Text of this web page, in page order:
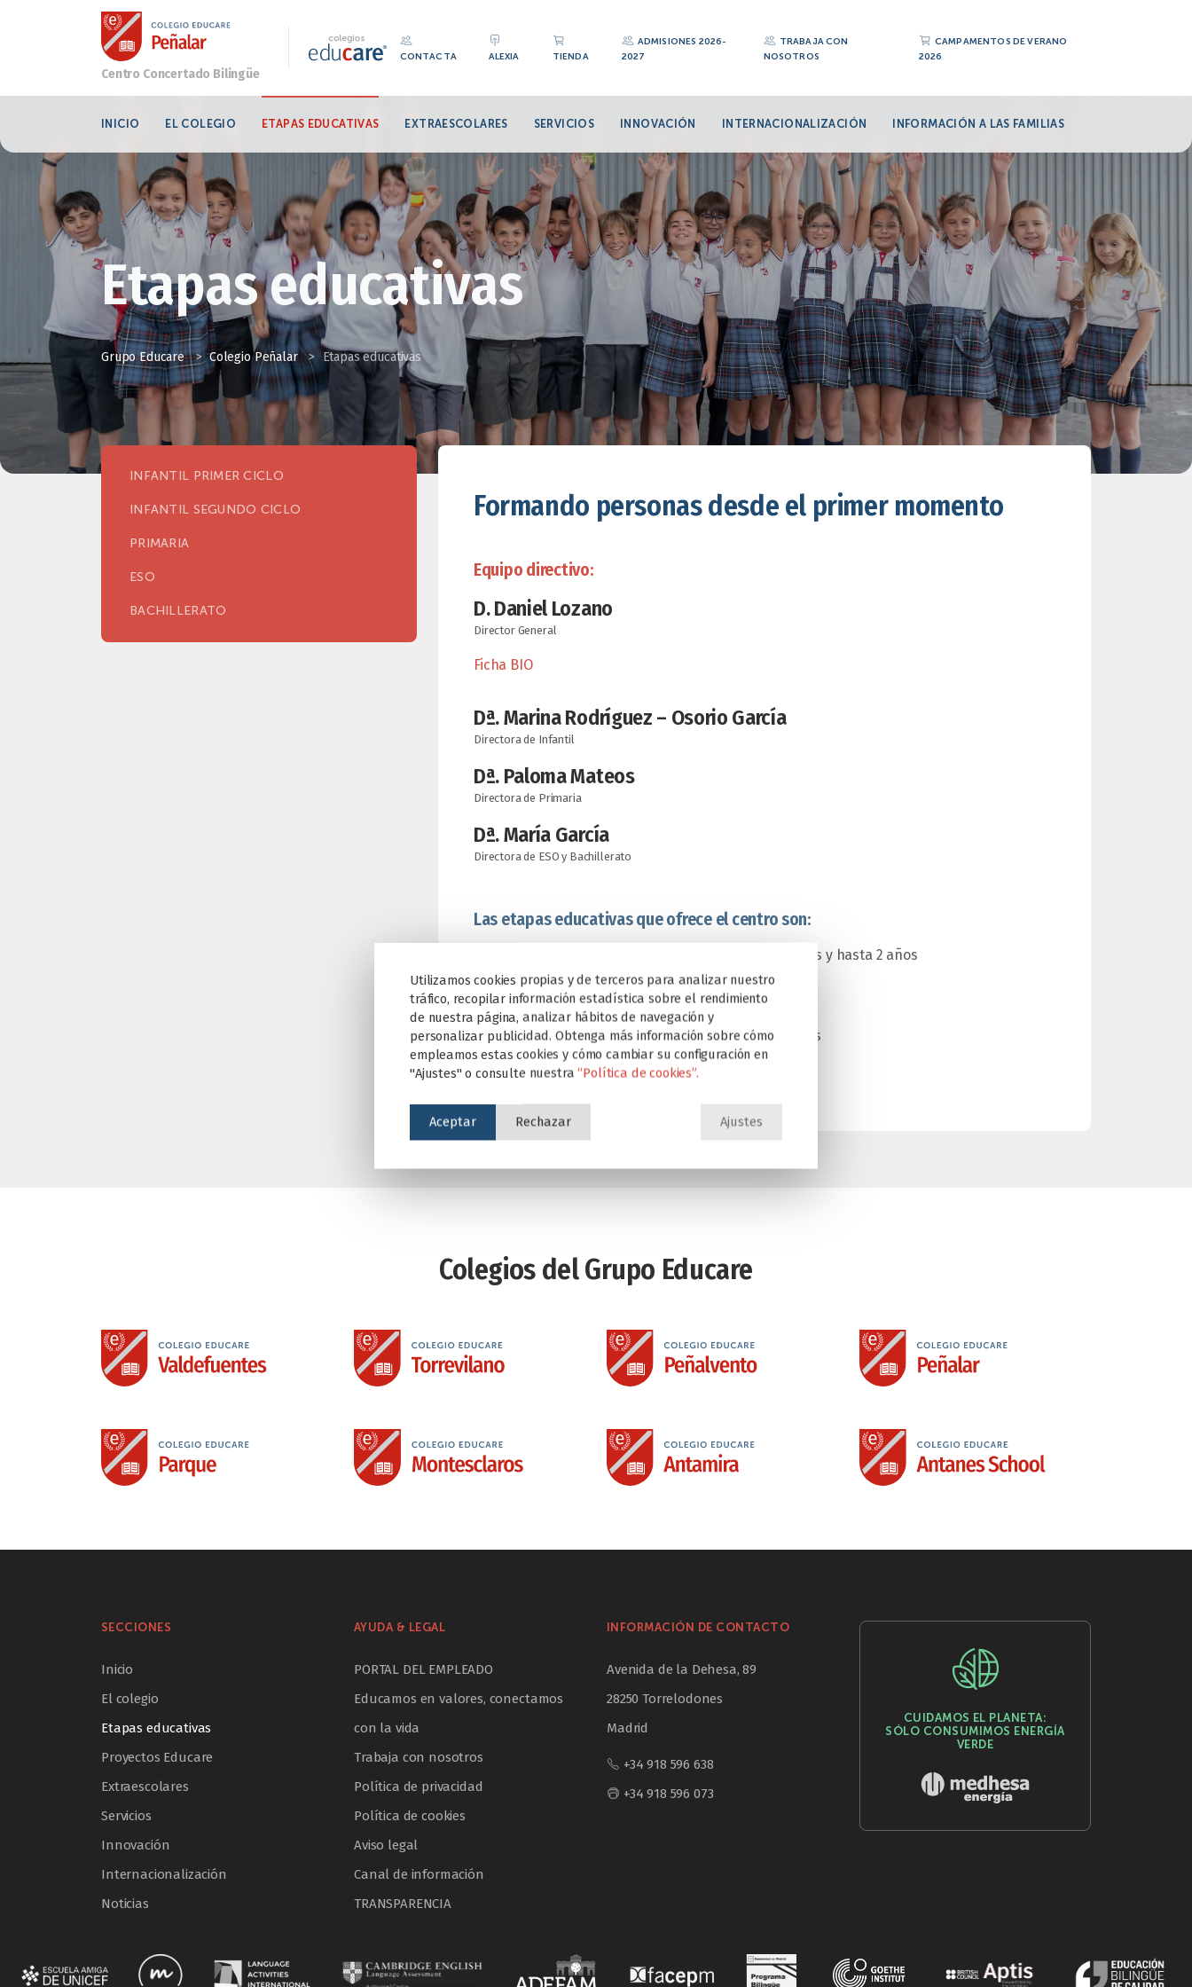
CONTACTA ALEXIA TIENDA
ADMISIONES 2026-
2027
TRABAJA CON
NOSOTROS
CAMPAMENTOS DE VERANO
2026
INICIO EL COLEGIO ETAPAS EDUCATIVAS EXTRAESCOLARES SERVICIOS INNOVACIÓN INTERNACIONALIZACIÓN INFORMACIÓN A LAS FAMILIAS
Etapas educativas
Grupo Educare > Colegio Peñalar > Etapas educativas
Formando personas desde el primer momento
Equipo directivo:
D. Daniel Lozano
Director General
Ficha BIO
Dª. MarinaRodríguez – Osorio García
Directora de Infantil
Dª. Paloma Mateos
Directora de Primaria
Dª. María García
Directora de ESO y Bachillerato
Las etapas educativas que ofrece el centro son:
Educación infantil primer ciclo: desde los 6 meses y hasta 2 años
Educación infantil segundo ciclo: de 3 a 5 años
Educación primaria: de 6 a 11 años
Educación Secundaria Obligatoria: de 12 a 15 años
Bachillerato: 16 y 17 años
INFANTIL PRIMER CICLO
INFANTIL SEGUNDO CICLO
PRIMARIA
ESO
BACHILLERATO
Colegios del Grupo Educare
SECCIONES
Inicio
El colegio
Etapas educativas
Proyectos Educare
Extraescolares
Servicios
Innovación
Internacionalización
Noticias
AYUDA & LEGAL
PORTAL DEL EMPLEADO
Educamos en valores, conectamos
con la vida
Trabaja con nosotros
Política de privacidad
Política de cookies
Aviso legal
Canal de información
TRANSPARENCIA
INFORMACIÓN DE CONTACTO
Avenida de la Dehesa, 89
28250 Torrelodones
Madrid
+34 918 596 638
+34 918 596 073
CUIDAMOS EL PLANETA:
SÓLO CONSUMIMOS ENERGÍA
VERDE
Utilizamos cookies propias y de terceros para analizar nuestro
tráfico, recopilar información estadística sobre el rendimiento
de nuestra página, analizar hábitos de navegación y
personalizar publicidad. Obtenga más información sobre cómo
empleamos estas cookies y cómo cambiar su configuración en
"Ajustes" o consulte nuestra“Política de cookies”.
Aceptar Rechazar Ajustes